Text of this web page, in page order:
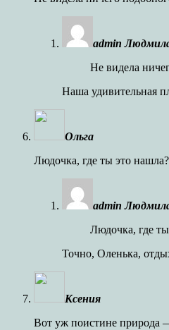
admin
Не видела
Наша удивительная
Ольга
Людочка, где ты это
admin
Людочка, где
Точно, Оленька,
Ксения
Вот уж поистине природа